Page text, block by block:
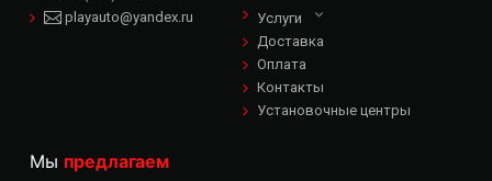
playauto@yandex.ru
Услуги
Доставка
Оплата
Контакты
Установочные центры
Мы предлагаем